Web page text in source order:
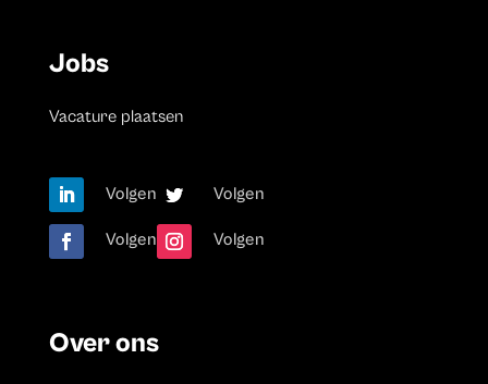
Jobs
Vacature plaatsen
Volgen Volgen
Volgen Volgen
Over ons